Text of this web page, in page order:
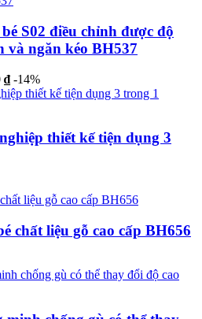
S02 điều chỉnh được độ
và ngăn kéo BH537
₫ -14%
thiết kế tiện dụng 3
chất liệu gỗ cao cấp BH656